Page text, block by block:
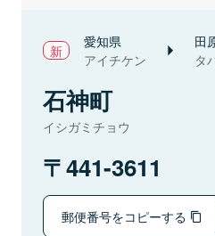
愛知県
アイチケン
田
タ
石神町
イシガミチョウ
441-3611
郵便番号をコピーする